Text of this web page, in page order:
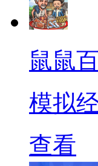
鼠鼠
模拟
查看